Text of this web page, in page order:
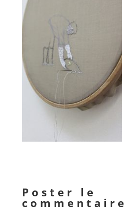
Poster le
commentaire